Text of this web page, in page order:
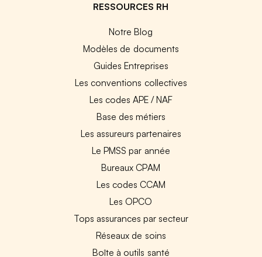
RESSOURCES RH
Notre Blog
Modèles de documents
Guides Entreprises
Les conventions collectives
Les codes APE / NAF
Base des métiers
Les assureurs partenaires
Le PMSS par année
Bureaux CPAM
Les codes CCAM
Les OPCO
Tops assurances par secteur
Réseaux de soins
Boîte à outils santé